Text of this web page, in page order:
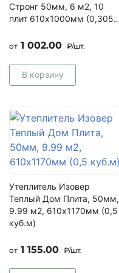
Стронг 50мм, 6 м2, 10
плит 610х1000мм (0,305
от 1 002.00 ₽/шт.
В корзину
Утеплитель Изовер
Теплый Дом Плита, 50мм,
9.99 м2, 610х1170мм (0,5
куб.м)
от 1 155.00 ₽/шт.